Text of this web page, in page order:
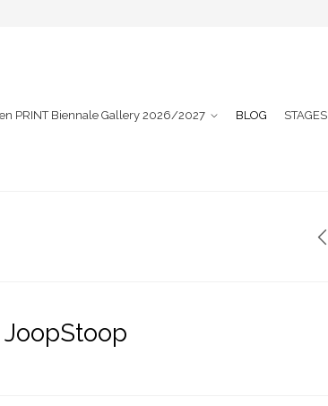
PRINT Biennale Gallery 2026/2027 BLOG STAGES